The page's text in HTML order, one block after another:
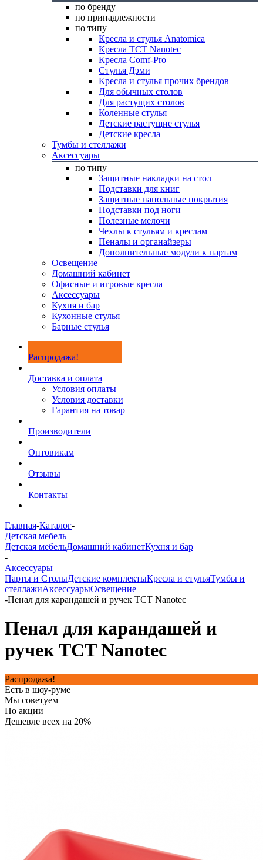
по бренду
по принадлежности
по типу
Кресла и стулья Anatomica
Кресла TCT Nanotec
Кресла Comf-Pro
Стулья Дэми
Кресла и стулья прочих брендов
Для обычных столов
Для растущих столов
Коленные стулья
Детские растущие стулья
Детские кресла
Тумбы и стеллажи
Аксессуары
по типу
Защитные накладки на стол
Подставки для книг
Защитные напольные покрытия
Подставки под ноги
Полезные мелочи
Чехлы к стульям и креслам
Пеналы и органайзеры
Дополнительные модули к партам
Освещение
Домашний кабинет
Офисные и игровые кресла
Аксессуары
Кухня и бар
Кухонные стулья
Барные стулья
Распродажа!
Доставка и оплата
Условия оплаты
Условия доставки
Гарантия на товар
Производители
Оптовикам
Отзывы
Контакты
Главная-Каталог-
Детская мебель
Детская мебельДомашний кабинетКухня и бар
-
Аксессуары
Парты и СтолыДетские комплектыКресла и стульяТумбы и
стеллажиАксессуарыОсвещение
-Пенал для карандашей и ручек TCT Nanotec
Пенал для карандашей и
ручек TCT Nanotec
Распродажа!
Есть в шоу-руме
Мы советуем
По акции
Дешевле всех на 20%